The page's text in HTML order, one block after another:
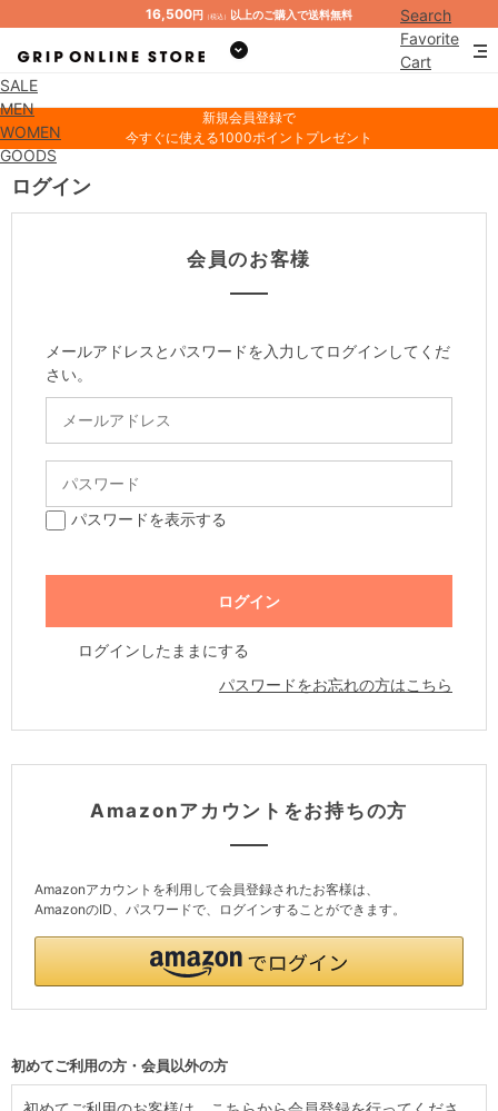
16,500円 （税込） 以上のご購入で送料無料
Search
Favorite
Cart
SALE
MEN
WOMEN
GOODS
新規会員登録で
今すぐに使える1000ポイントプレゼント
ログイン
会員のお客様
メールアドレスとパスワードを入力してログインしてくだ
さい。
パスワードを表示する
ログインしたままにする
パスワードをお忘れの方はこちら
Amazonアカウントをお持ちの方
Amazonアカウントを利用して会員登録されたお客様は、
AmazonのID、パスワードで、ログインすることができます。
初めてご利用の方・会員以外の方